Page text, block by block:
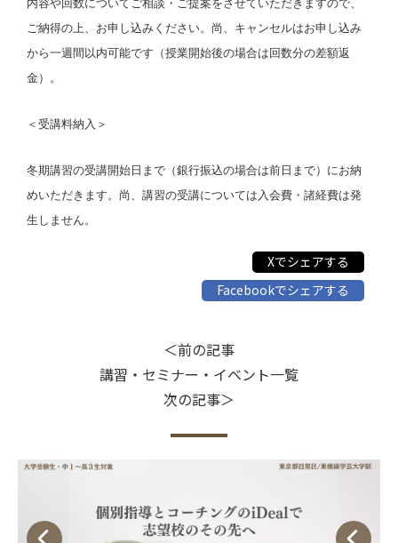
内容や回数についてご相談・ご提案をさせていただきますので、
ご納得の上、お申し込みください。尚、キャンセルはお申し込み
から一週間以内可能です（授業開始後の場合は回数分の差額返
金）。
＜受講料納入＞
冬期講習の受講開始日まで（銀行振込の場合は前日まで）にお納
めいただきます。尚、講習の受講については入会費・諸経費は発
生しません。
Xでシェアする
Facebookでシェアする
＜前の記事
講習・セミナー・イベント一覧
次の記事＞